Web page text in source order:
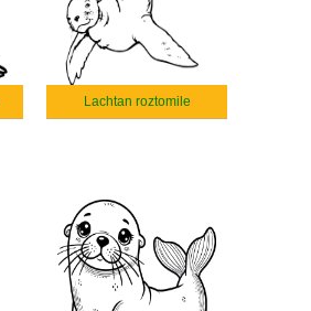
Lachtan roztomile